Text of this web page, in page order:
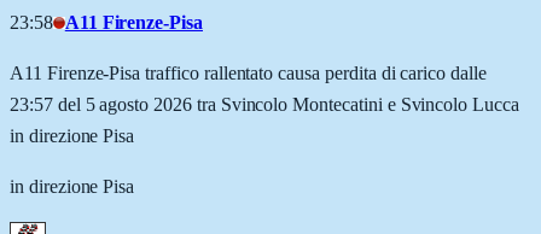
23:58 A11 Firenze-Pisa
A11 Firenze-Pisa traffico rallentato causa perdita di carico dalle
23:57 del 5 agosto 2026 tra Svincolo Montecatini e Svincolo Lucca
in direzione Pisa
in direzione Pisa